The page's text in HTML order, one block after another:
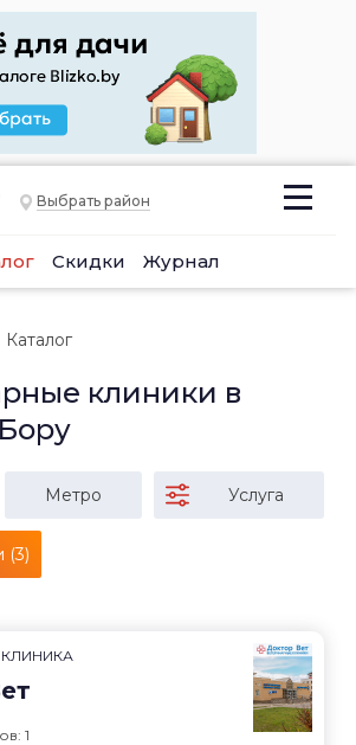
Выбрать район
Скидки Журнал
Каталог
клиники в
Метро Услуга
(3)
1